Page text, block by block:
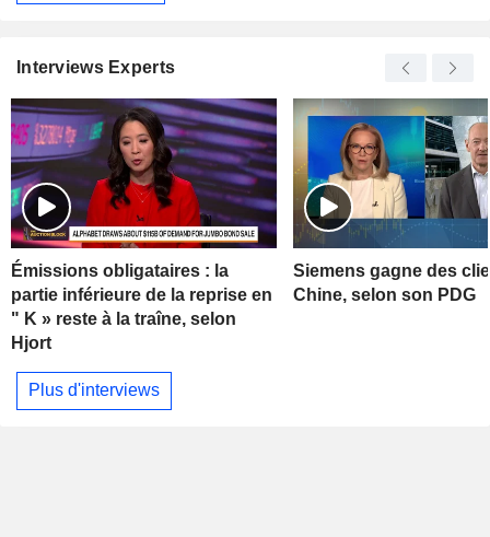
Interviews Experts
Émissions obligataires : la
partie inférieure de la reprise en
" K » reste à la traîne, selon
Hjort
Siemens gagne des
Chine, selon son PDG
Plus d'interviews